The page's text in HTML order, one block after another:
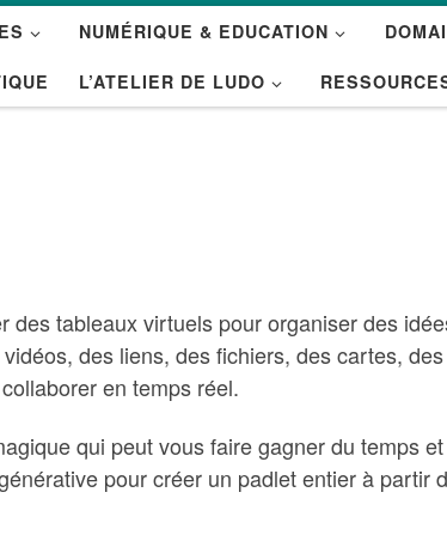
NUMÉRIQUE & EDUCATION
L’ATELIER DE LUDO
des tableaux virtuels pour organiser des
des liens, des fichiers, des cartes,
en temps réel.
qui peut vous faire gagner du temps
pour créer un padlet entier à